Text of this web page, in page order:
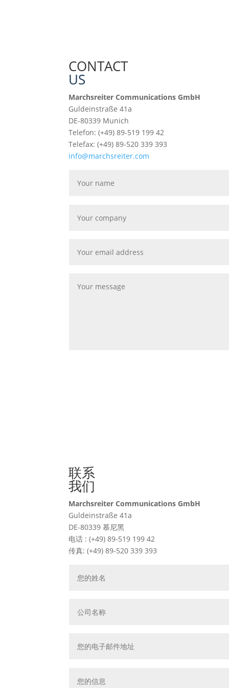
CONTACT
US
Marchsreiter Communications GmbH
Guldeinstraße 41a
DE-80339 Munich
Telefon: (+49) 89-519 199 42
Telefax: (+49) 89-520 339 393
info@marchsreiter.com
联系
我们
Marchsreiter Communications GmbH
Guldeinstraße 41a
DE-80339 慕尼黑
电话 : (+49) 89-519 199 42
传真: (+49) 89-520 339 393